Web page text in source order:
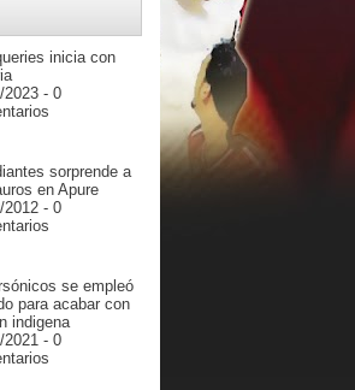
inicia con
2023 - 0
sorprende a
en Apure
2012 - 0
se empleó
para acabar con
indigena
2021 - 0